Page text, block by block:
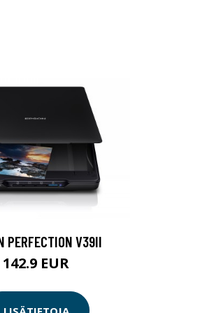
PERFECTION V39II
142.9 EUR